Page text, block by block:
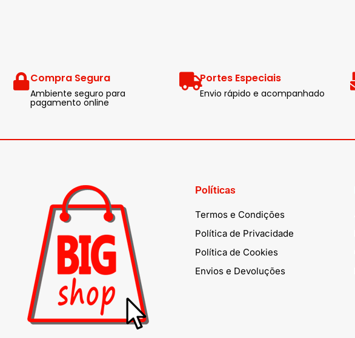
Compra Segura
Ambiente seguro para
pagamento online
Portes Especiais
Envio rápido e acompanhado
Políticas
Termos e Condições
Política de Privacidade
Política de Cookies
Envios e Devoluções